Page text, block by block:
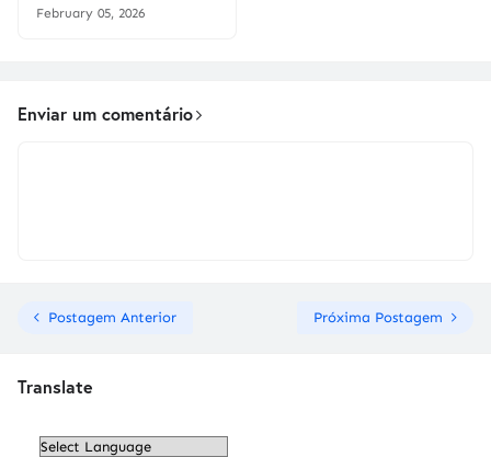
February 05, 2026
Enviar um comentário
Postagem Anterior Próxima Postagem
Translate